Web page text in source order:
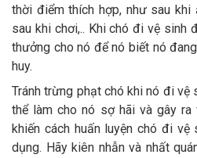
thời điểm thích hợp, như sau
sau khi chơi,.. Khi chó đi vệ sinh
thưởng cho nó để nó biết nó
huy.
Tránh trừng phạt chó khi nó đi vệ
thể làm cho nó sợ hãi và gây ra
khiến cách huấn luyện chó đi
dụng. Hãy kiên nhẫn và nhất